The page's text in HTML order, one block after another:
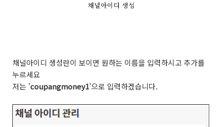
채널아이디 생성
채널아이디 생성란이 보이면 원하는 이름을 입력하시고 추가를
누르세요
저는 'coupangmoney1'으로 입력하겠습니다.